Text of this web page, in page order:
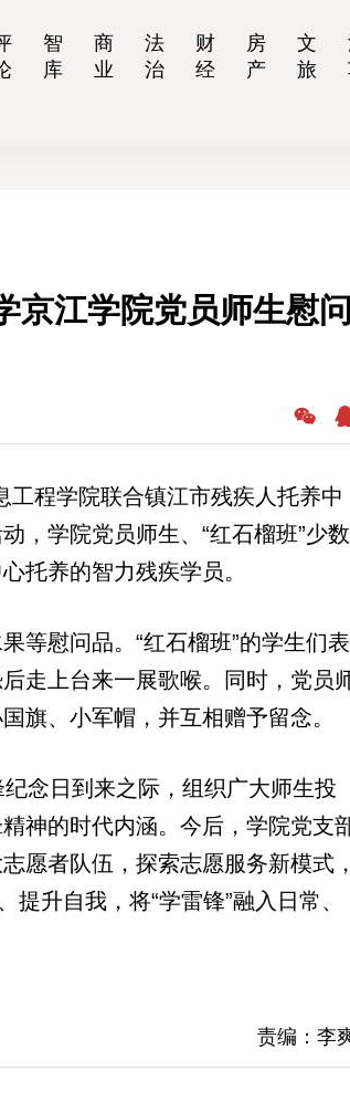
智
库
商
业
法
治
财
经
房
产
文
旅
京江学院党员师生慰
程学院联合镇江市残疾人托养中
，学院党员师生、“红石榴班”少数
托养的智力残疾学员。
慰问品。“红石榴班”的学生们表
走上台来一展歌喉。同时，党员
旗、小军帽，并互相赠予留念。
念日到来之际，组织广大师生投
神的时代内涵。今后，学院党支
愿者队伍，探索志愿服务新模式
升自我，将“学雷锋”融入日常、
责编：李